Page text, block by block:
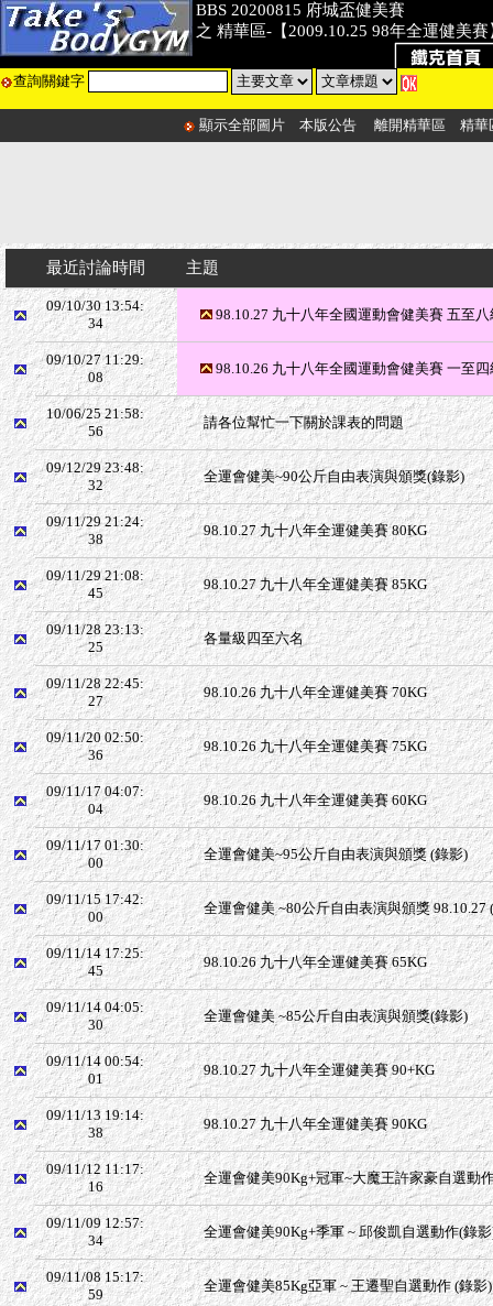
BBS 20200815 府城盃健美賽
之 精華區-【2009.10.25 98年全運健美賽
查詢關鍵字
顯示全部圖片 本版公告 離開精華區 精華
最近討論時間 主題
09/10/30 13:54:
34
98.10.27 九十八年全國運動會健美賽 五至
09/10/27 11:29:
08
98.10.26 九十八年全國運動會健美賽 一至
10/06/25 21:58:
56
請各位幫忙一下關於課表的問題
09/12/29 23:48:
32
全運會健美~90公斤自由表演與頒獎(錄影)
09/11/29 21:24:
38
98.10.27 九十八年全運健美賽 80KG
09/11/29 21:08:
45
98.10.27 九十八年全運健美賽 85KG
09/11/28 23:13:
25
各量級四至六名
09/11/28 22:45:
27
98.10.26 九十八年全運健美賽 70KG
09/11/20 02:50:
36
98.10.26 九十八年全運健美賽 75KG
09/11/17 04:07:
04
98.10.26 九十八年全運健美賽 60KG
09/11/17 01:30:
00
全運會健美~95公斤自由表演與頒獎 (錄影)
09/11/15 17:42:
00
全運會健美 ~80公斤自由表演與頒獎 98.10.27
09/11/14 17:25:
45
98.10.26 九十八年全運健美賽 65KG
09/11/14 04:05:
30
全運會健美 ~85公斤自由表演與頒獎(錄影)
09/11/14 00:54:
01
98.10.27 九十八年全運健美賽 90+KG
09/11/13 19:14:
38
98.10.27 九十八年全運健美賽 90KG
09/11/12 11:17:
16
全運會健美90Kg+冠軍~大魔王許家豪自選動
09/11/09 12:57:
34
全運會健美90Kg+季軍 ~ 邱俊凱自選動作(錄
09/11/08 15:17:
59
全運會健美85Kg亞軍 ~ 王遷聖自選動作 (錄影)